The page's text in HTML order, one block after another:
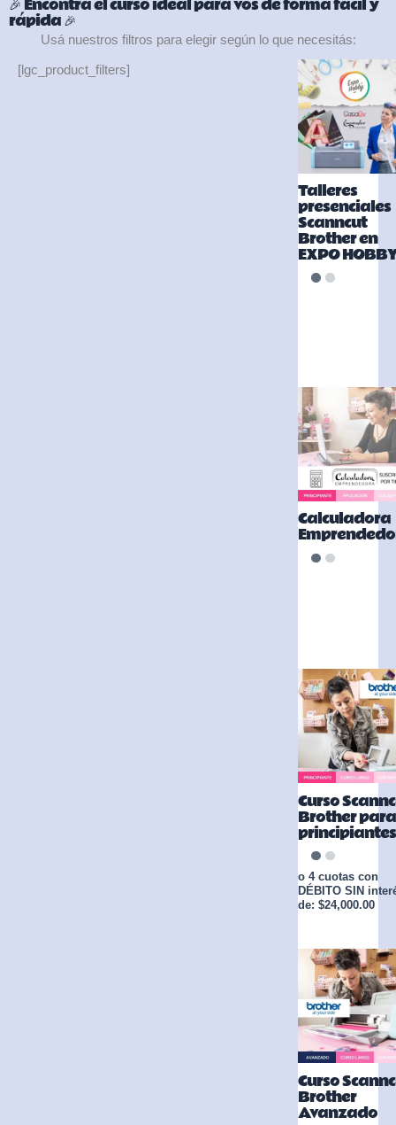
🎉 Encontrá el curso ideal para vos de forma fácil y
rápida 🎉
Usá nuestros filtros para elegir según lo que necesitás:
[lgc_product_filters]
Talleres
presenciales
Scanncut
Brother en
EXPO
Calculadora
Curso
Brother para
principiantes
o 4 cuotas con
DÉBITO SIN
de: $24,000.00
Curso
Brother
Avanzado